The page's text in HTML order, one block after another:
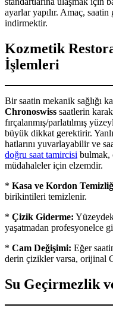
ayarlar yapılır. Amaç,
indirmektir.
Kozmetik
İşlemleri
Bir saatin mekanik sağlığı
Chronoswiss saatlerin
fırçalanmış/parlatılmış
büyük dikkat gerektirir.
hatlarını yuvarlayabilir ve
doğru saat tamircisi bulmak,
müdahaleler için elzemdir.
* Kasa ve Kordon
birikintileri temizlenir.
* Çizik Giderme:
yaşatmadan profesyonelce
* Cam Değişimi: Eğer
derin çizikler varsa, orijinal
Su Geçirmezlik